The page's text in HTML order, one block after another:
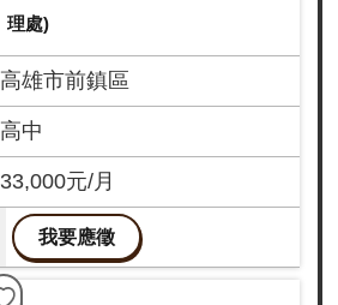
理處)
高雄市前鎮區
高中
33,000元/月
我要應徵